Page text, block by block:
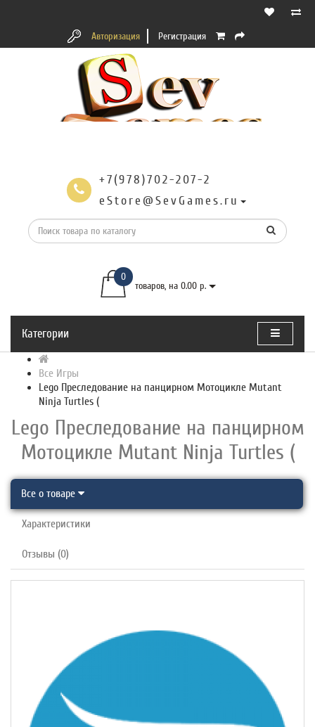
Авторизация Регистрация
+7(978)702-207-2
eStore@SevGames.ru
0
товаров, на 0.00 р.
Категории
Все Игры
Lego Преследование на панцирном Мотоцикле Mutant
Ninja Turtles (
Lego Преследование на панцирном
Мотоцикле Mutant Ninja Turtles (
Все о товаре
Характеристики
Отзывы (0)